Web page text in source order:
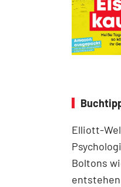
Elliott-
Boltons